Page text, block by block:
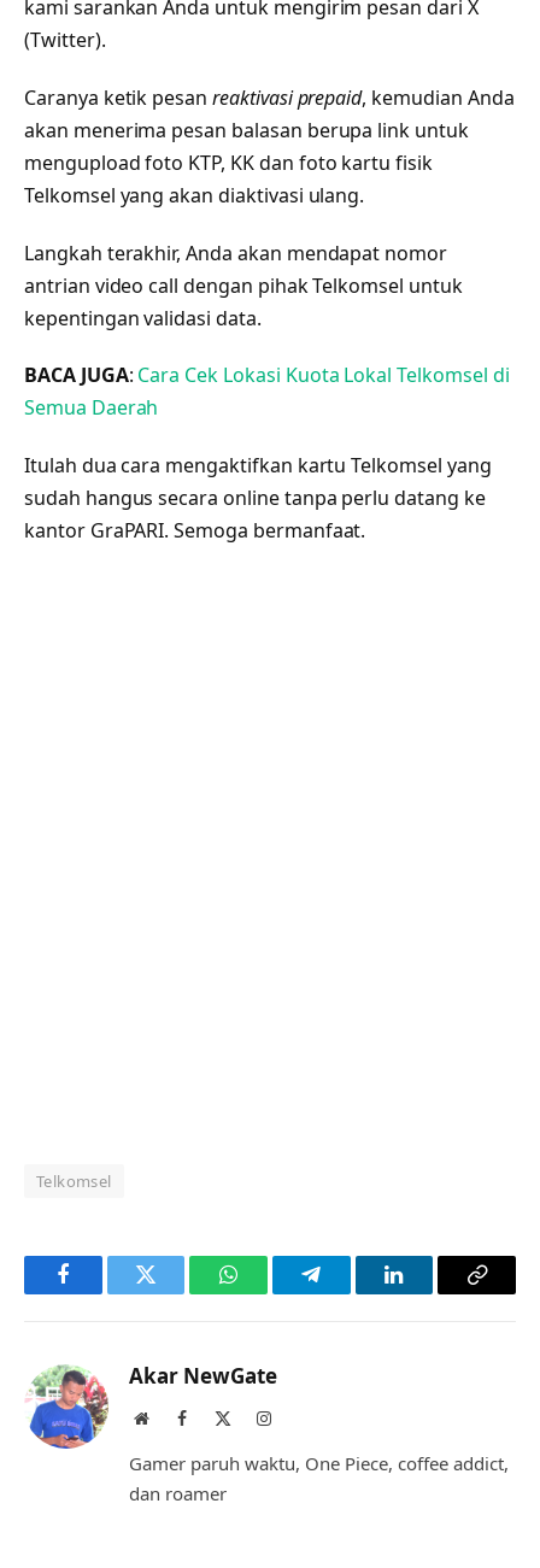
kami sarankan Anda untuk mengirim pesan dari X
(Twitter).
Caranya ketik pesanreaktivasi prepaid, kemudian Anda
akan menerima pesan balasan berupa link untuk
mengupload foto KTP, KK dan foto kartu fisik
Telkomsel yang akan diaktivasi ulang.
Langkah terakhir, Anda akan mendapat nomor
antrian video call dengan pihak Telkomsel untuk
kepentingan validasi data.
BACA JUGA: Cara Cek Lokasi Kuota Lokal Telkomsel di
Semua Daerah
Itulah dua cara mengaktifkan kartu Telkomsel yang
sudah hangus secara online tanpa perlu datang ke
kantor GraPARI. Semoga bermanfaat.
Telkomsel
FacebookTwitter WhatsAppTelegramLinkedInCopy
Akar NewGate
WebsiteFacebook Instagram
Gamer paruh waktu, One Piece, coffee addict,
dan roamer